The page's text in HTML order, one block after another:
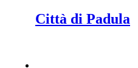
Città di Padula